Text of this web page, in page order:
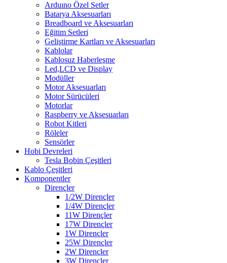
Arduıno Özel Setler
Batarya Aksesuarları
Breadboard ve Aksesuarları
Eğitim Setleri
Geliştirme Kartları ve Aksesuarları
Kablolar
Kablosuz Haberleşme
Led,LCD ve Display
Modüller
Motor Aksesuarları
Motor Sürücüleri
Motorlar
Raspberry ve Aksesuarları
Robot Kitleri
Röleler
Sensörler
Hobi Devreleri
Tesla Bobin Çeşitleri
Kablo Çeşitleri
Komponentler
Dirençler
1/2W Dirençler
1/4W Dirençler
11W Dirençler
17W Dirençler
1W Dirençler
25W Dirençler
2W Dirençler
3W Dirençler